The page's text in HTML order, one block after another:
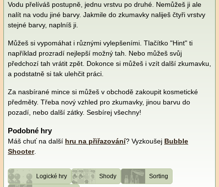
Vodu přelíváš postupně, jednu vrstvu po druhé. Nemůžeš ji ale
nalít na vodu jiné barvy. Jakmile do zkumavky naliješ čtyři vrstvy
stejné barvy, naplníš ji.
Můžeš si vypomáhat i různými vylepšeními. Tlačítko "Hint" ti
například prozradí nejlepší možný tah. Nebo můžeš svůj
předchozí tah vrátit zpět. Dokonce si můžeš i vzít další zkumavku,
a podstatně si tak ulehčit práci.
Za nasbírané mince si můžeš v obchodě zakoupit kosmetické
předměty. Třeba nový vzhled pro zkumavky, jinou barvu do
pozadí, nebo další zátky. Sesbírej všechny!
Podobné hry
Máš chuť na další hru na přiřazování? Vyzkoušej Bubble
Shooter.
Logické hry Shody Sorting